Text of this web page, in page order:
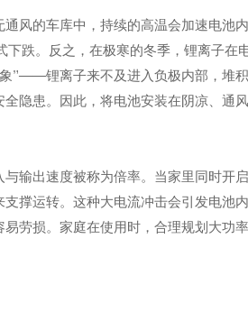
风的车库中，持续的高温会加速电池
跌。反之，在极寒的冬季，锂离子在
”——锂离子来不及进入负极内部，堆
隐患。因此，将电池安装在阴凉、通
输出速度被称为倍率。当家里同时开
撑运转。这种大电流冲击会引发电池
劳损。家庭在使用时，合理规划大功